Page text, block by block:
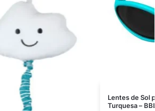
Lentes de Sol
Turquesa –